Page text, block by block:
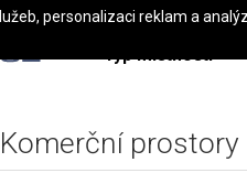
Typ místnosti
prostory
personalizaci reklam a